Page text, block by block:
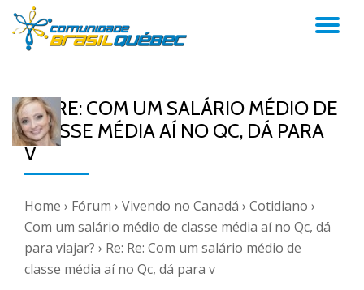
RE: RE: COM UM SALÁRIO MÉDIO DE
CLASSE MÉDIA AÍ NO QC, DÁ PARA
V
Home › Fórum › Vivendo no Canadá › Cotidiano ›
Com um salário médio de classe média aí no Qc, dá
para viajar? › Re: Re: Com um salário médio de
classe média aí no Qc, dá para v